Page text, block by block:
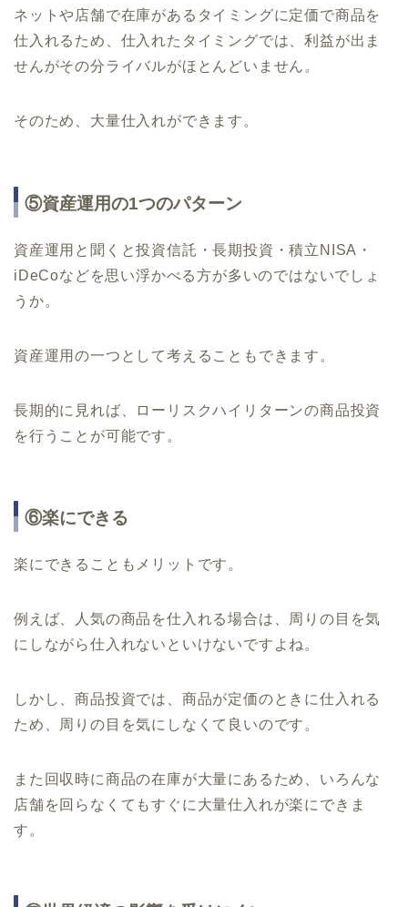
ネットや店舗で在庫があるタイミングに定価で商品を
仕入れるため、仕入れたタイミングでは、利益が出ま
せんがその分ライバルがほとんどいません。
そのため、大量仕入れができます。
⑤資産運用の1つのパターン
資産運用と聞くと投資信託・長期投資・積立NISA・
iDeCoなどを思い浮かべる方が多いのではないでしょ
うか。
資産運用の一つとして考えることもできます。
長期的に見れば、ローリスクハイリターンの商品投資
を行うことが可能です。
⑥楽にできる
楽にできることもメリットです。
例えば、人気の商品を仕入れる場合は、周りの目を気
にしながら仕入れないといけないですよね。
しかし、商品投資では、商品が定価のときに仕入れる
ため、周りの目を気にしなくて良いのです。
また回収時に商品の在庫が大量にあるため、いろんな
店舗を回らなくてもすぐに大量仕入れが楽にできま
す。